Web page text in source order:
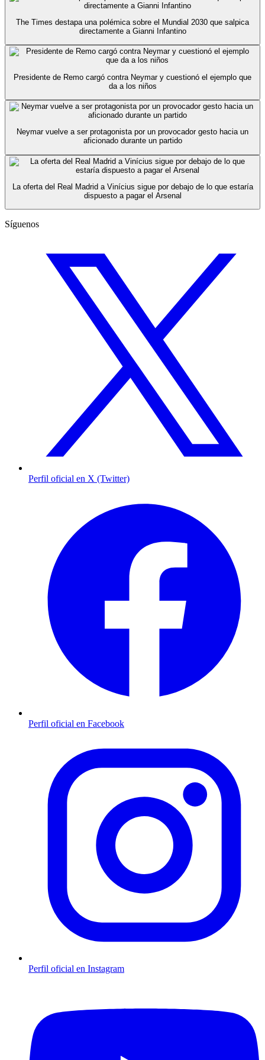
The Times destapa una polémica sobre el Mundial 2030 que salpica
directamente a Gianni Infantino
Presidente de Remo cargó contra Neymar y cuestionó el ejemplo que
da a los niños
Neymar vuelve a ser protagonista por un provocador gesto hacia un
aficionado durante un partido
La oferta del Real Madrid a Vinícius sigue por debajo de lo que estaría
dispuesto a pagar el Arsenal
Síguenos
Perfil oficial en X (Twitter)
Perfil oficial en Facebook
Perfil oficial en Instagram